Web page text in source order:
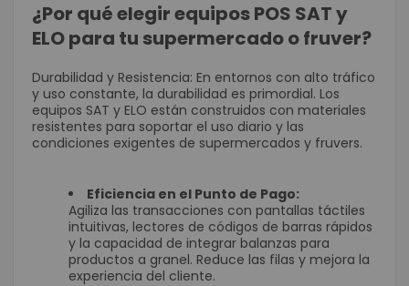
¿Por qué elegir equipos POS SAT y
ELO para tu supermercado o fruver?
Durabilidad y Resistencia: En entornos con alto tráfico
y uso constante, la durabilidad es primordial. Los
equipos SAT y ELO están construidos con materiales
resistentes para soportar el uso diario y las
condiciones exigentes de supermercados y fruvers.
Eficiencia en el Punto de Pago:
Agiliza las transacciones con pantallas táctiles
intuitivas, lectores de códigos de barras rápidos
y la capacidad de integrar balanzas para
productos a granel. Reduce las filas y mejora la
experiencia del cliente.